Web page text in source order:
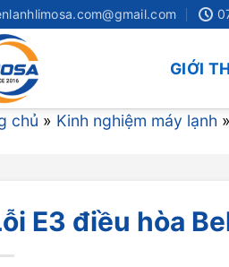
GIỚI
chủ » Kinh nghiệm máy lạnh »
E3 điều hòa